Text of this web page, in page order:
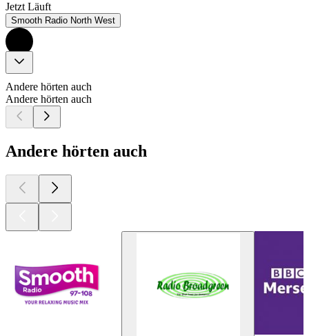
Jetzt Läuft
Smooth Radio North West
Andere hörten auch
Andere hörten auch
Andere hörten auch